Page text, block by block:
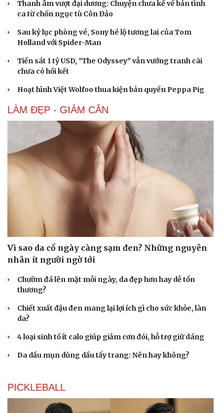
Du lịch
Tư vấn
Câu chuyện thời sự
Đọc truyện đêm khuya
Thanh âm vượt đại dương: Chuyện chưa kể về bản tình
ca từ chốn ngục tù Côn Đảo
Sau kỷ lục phòng vé, Sony hé lộ tương lai của Tom
Holland với Spider-Man
Tiến sát 1 tỷ USD, "The Odyssey" vẫn vướng tranh cãi
chưa có hồi kết
Hoạt hình Việt Wolfoo thua kiện bản quyền Peppa Pig
LÀM ĐẸP - GIẢM CÂN
Vì sao da cổ ngày càng sạm đen? Những nguyên
nhân ít người ngờ tới
Chườm đá lên mặt mỗi ngày, da đẹp hơn hay dễ tổn
thương?
Chiết xuất đậu đen mang lại lợi ích gì cho sức khỏe, làn
da?
4 loại sinh tố ít calo giúp giảm cơn đói, hỗ trợ giữ dáng
Da dầu mụn dùng dầu tẩy trang: Nên hay không?
PICKLEBALL